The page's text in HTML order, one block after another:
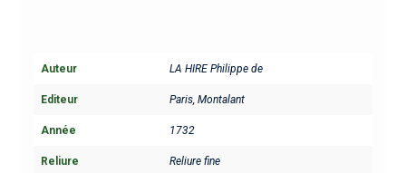
Auteur LA HIRE Philippe de
Editeur Paris, Montalant
Année 1732
Reliure Reliure fine